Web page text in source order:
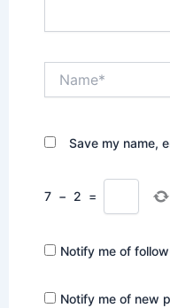
Save my name,
7 − 2 =
Notify me of
Notify me of new